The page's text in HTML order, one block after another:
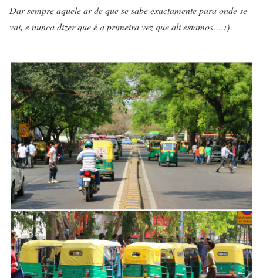
Dar sempre aquele ar de que se sabe exactamente para onde se
vai, e nunca dizer que é a primeira vez que ali estamos….:)